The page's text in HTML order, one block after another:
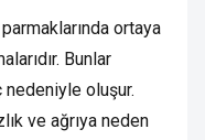
ortaya
Bunlar
oluşur.
ve ağrıya neden